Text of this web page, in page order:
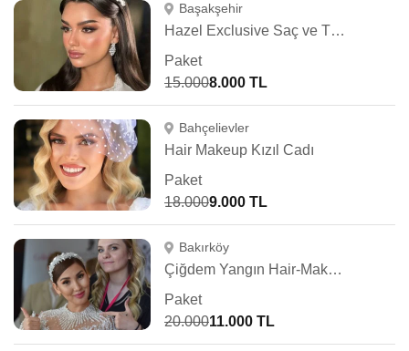
Başakşehir
Hazel Exclusive Saç ve Türban Tasarım
Paket
15.0008.000 TL
Bahçelievler
Hair Makeup Kızıl Cadı
Paket
18.0009.000 TL
Bakırköy
Çiğdem Yangın Hair-Makeup Artist
Paket
20.00011.000 TL